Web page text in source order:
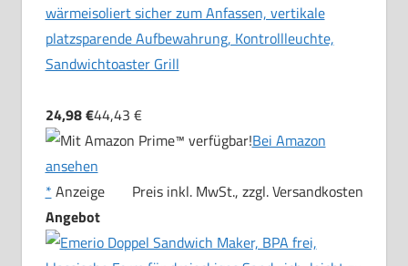
wärmeisoliert sicher zum Anfassen, vertikale
platzsparende Aufbewahrung, Kontrollleuchte,
Sandwichtoaster Grill
24,98 €44,43 €
Bei Amazon
ansehen
* Anzeige
Preis inkl. MwSt., zzgl. Versandkosten
Angebot